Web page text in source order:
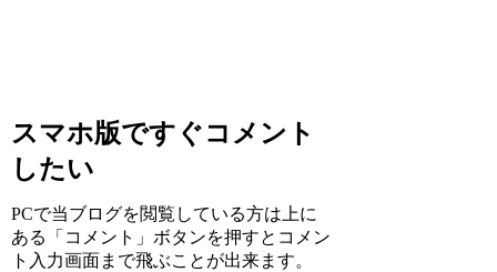
スマホ版ですぐコメント
したい
PCで当ブログを閲覧している方は上に
ある「コメント」ボタンを押すとコメン
ト入力画面まで飛ぶことが出来ます。